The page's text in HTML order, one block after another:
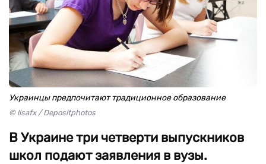
Украинцы предпочитают традиционное образование
© lisafx / Depositphotos
В Украине три четверти выпускников
школ подают заявления в вузы.